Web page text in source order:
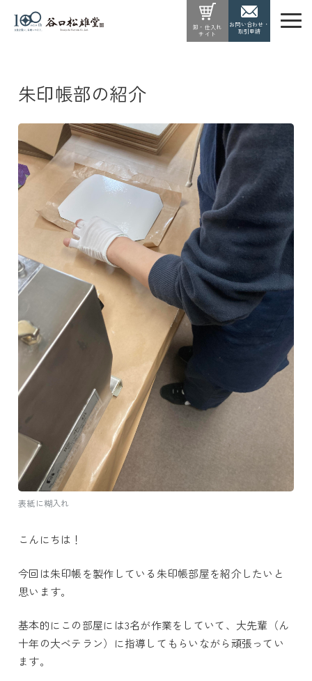
卸・仕入れ
サイト
お問い合わせ・
取引申請
朱印帳部の紹介
表紙に糊入れ
こんにちは！
今回は朱印帳を製作している朱印帳部屋を紹介したいと
思います。
基本的にこの部屋には3名が作業をしていて、大先輩（ん
十年の大ベテラン）に指導してもらいながら頑張ってい
ます。